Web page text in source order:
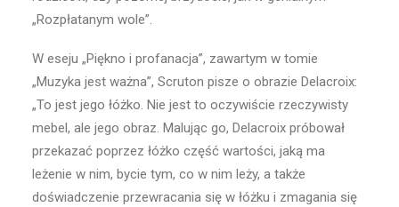
„Rozpłatanym wole”.
W eseju „Piękno i profanacja”, zawartym w tomie
„Muzyka jest ważna”, Scruton pisze o obrazie Delacroix:
„To jest jego łóżko. Nie jest to oczywiście rzeczywisty
mebel, ale jego obraz. Malując go, Delacroix próbował
przekazać poprzez łóżko część wartości, jaką ma
leżenie w nim, bycie tym, co w nim leży, a także
doświadczenie przewracania się w łóżku i zmagania się